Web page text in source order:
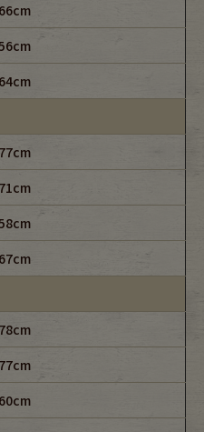
66cm
64cm
77cm
71cm
67cm
78cm
77cm
60cm